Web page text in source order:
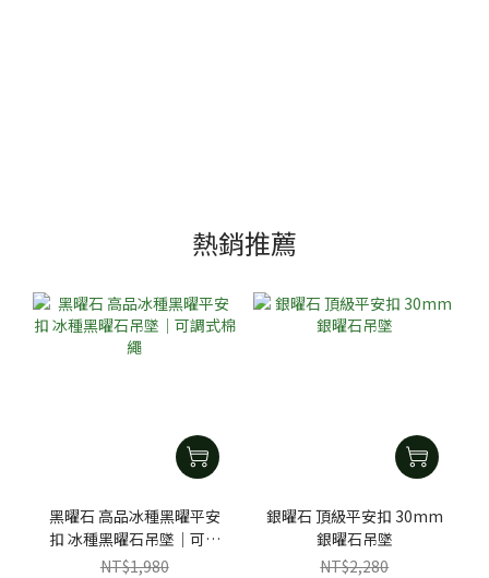
熱銷推薦
黑曜石 高品冰種黑曜平安
扣 冰種黑曜石吊墜｜可調
式棉繩
NT$1,980
銀曜石 頂級平安扣 30mm
銀曜石吊墜
NT$2,280